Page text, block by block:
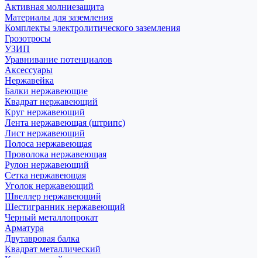
Активная молниезащита
Материалы для заземления
Комплекты электролитического заземления
Грозотросы
УЗИП
Уравнивание потенциалов
Аксессуары
Нержавейка
Балки нержавеющие
Квадрат нержавеющий
Круг нержавеющий
Лента нержавеющая (штрипс)
Лист нержавеющий
Полоса нержавеющая
Проволока нержавеющая
Рулон нержавеющий
Сетка нержавеющая
Уголок нержавеющий
Швеллер нержавеющий
Шестигранник нержавеющий
Черный металлопрокат
Арматура
Двутавровая балка
Квадрат металлический